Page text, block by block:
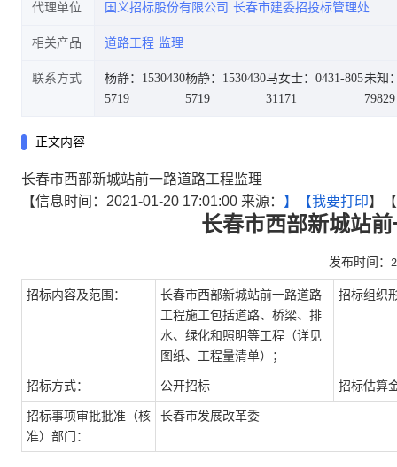
代理单位 国义招标股份有限公司 长春市建委招投标管理处
相关产品 道路工程 监理
联系方式
杨静：1530430
5719
杨静：1530430
5719
马女士：0431-805
31171
未知
79829
正文内容
长春市西部新城站前一路道路工程监理
【信息时间：2021-01-20 17:01:00 来源： 】【我要打印】【
长春市西部新城站
发布时间：
招标内容及范围：
长春市西部新城站前一路道路
工程施工包括道路、桥梁、排
水、绿化和照明等工程（详见
图纸、工程量清单）；
招标组织
招标方式： 公开招标 招标估算
招标事项审批批准（核
准）部门：
长春市发展改革委